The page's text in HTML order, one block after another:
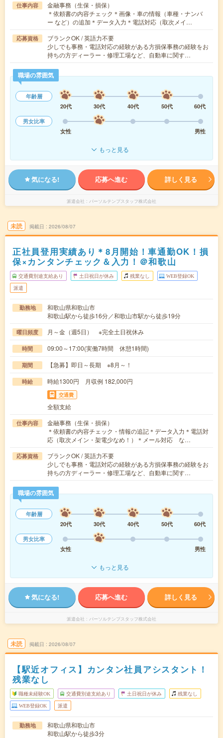
仕事内容
金融事務（生保・損保）
＊依頼書の内容チェック＊画像・車の情報（車種・ナンバ
ー など）の追加＊データ入力＊電話対応（取次メイ…
応募資格
ブランクOK / 英語力不要
少しでも事務・電話対応の経験がある方損保事務の経験をお
持ちの方ディーラー・修理工場など、自動車に関す…
職場の雰囲気
年齢層
20代
30代 40代 50代
60代
男女比率
女性
男性
もっと見る
気になる! 応募へ進む 詳しく見る
派遣会社 パーソルテンプスタッフ株式会社
未読 掲載日 2026/08/07
正社員登用実績あり＊8月開始！車通勤OK！損
保×カンタンチェック＆入力！＠和歌山
交通費別途支給あり 土日祝日が休み 残業なし WEB登録OK
派遣
勤務地
和歌山県和歌山市
和歌山駅から徒歩16分／和歌山市駅から徒歩19分
曜日頻度 月～金（週5日） ※完全土日祝休み
時間 09:00～17:00(実働7時間 休憩1時間)
期間 【急募】即日～長期 ※8月～！
時給 時給1300円 月収例 182,000円
交通費
全額支給
仕事内容
金融事務（生保・損保）
＊依頼書の内容チェック・情報の追記＊データ入力＊電話対
応（取次メイン・架電少なめ！）＊メール対応 な…
応募資格
ブランクOK / 英語力不要
少しでも事務・電話対応の経験がある方損保事務の経験をお
持ちの方ディーラー・修理工場など、自動車に関す…
職場の雰囲気
年齢層
20代
30代 40代 50代
60代
男女比率
女性
男性
もっと見る
気になる! 応募へ進む 詳しく見る
派遣会社 パーソルテンプスタッフ株式会社
未読 掲載日 2026/08/07
【駅近オフィス】カンタン社員アシスタント！
残業なし
職種未経験OK 交通費別途支給あり 土日祝日が休み 残業なし
WEB登録OK 派遣
勤務地
和歌山県和歌山市
和歌山駅から徒歩3分